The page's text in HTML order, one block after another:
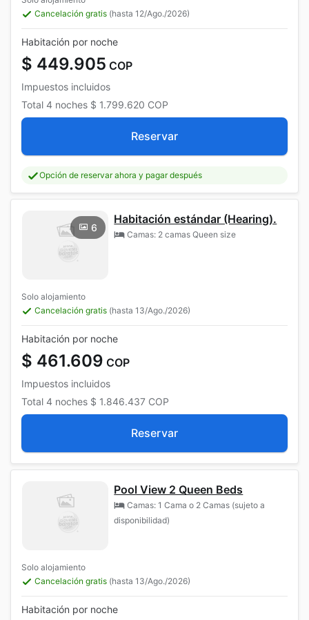
Cancelación gratis (hasta 12/Ago./2026)
Habitación por noche
$ 449.905 COP
Impuestos incluidos
Total 4 noches $ 1.799.620 COP
Reservar
Opción de reservar ahora y pagar después
6
Habitación estándar (Hearing).
Camas: 2 camas Queen size
Solo alojamiento
Cancelación gratis (hasta 13/Ago./2026)
Habitación por noche
$ 461.609 COP
Impuestos incluidos
Total 4 noches $ 1.846.437 COP
Reservar
Pool View 2 Queen Beds
Camas: 1 Cama o 2 Camas (sujeto a
disponibilidad)
Solo alojamiento
Cancelación gratis (hasta 13/Ago./2026)
Habitación por noche